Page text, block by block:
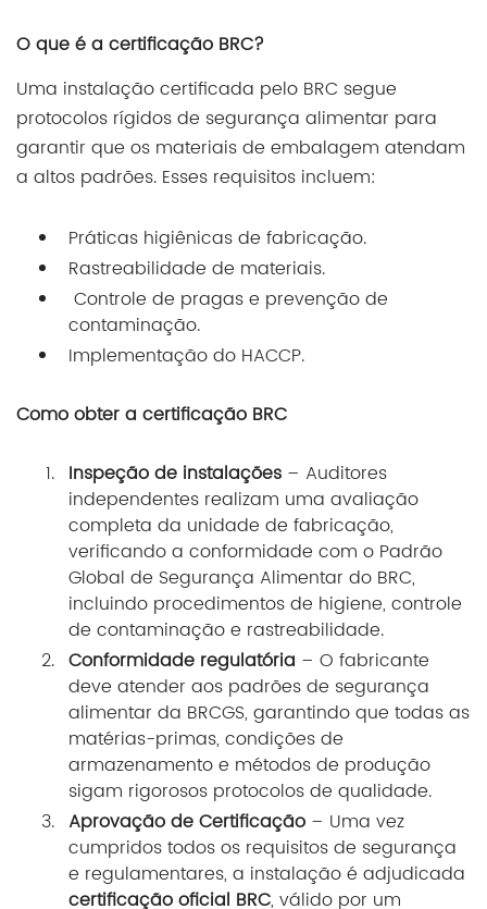
O que é a certificação BRC?
Uma instalação certificada pelo BRC segue
protocolos rígidos de segurança alimentar para
garantir que os materiais de embalagem atendam
a altos padrões. Esses requisitos incluem:
Práticas higiênicas de fabricação.
Rastreabilidade de materiais.
Controle de pragas e prevenção de
contaminação.
Implementação do HACCP.
Como obter a certificação BRC
Inspeção de instalações – Auditores
independentes realizam uma avaliação
completa da unidade de fabricação,
verificando a conformidade com o Padrão
Global de Segurança Alimentar do BRC,
incluindo procedimentos de higiene, controle
de contaminação e rastreabilidade.
Conformidade regulatória – O fabricante
deve atender aos padrões de segurança
alimentar da BRCGS, garantindo que todas as
matérias-primas, condições de
armazenamento e métodos de produção
sigam rigorosos protocolos de qualidade.
Aprovação de Certificação – Uma vez
cumpridos todos os requisitos de segurança
e regulamentares, a instalação é adjudicada
certificação oficial BRC, válido por um